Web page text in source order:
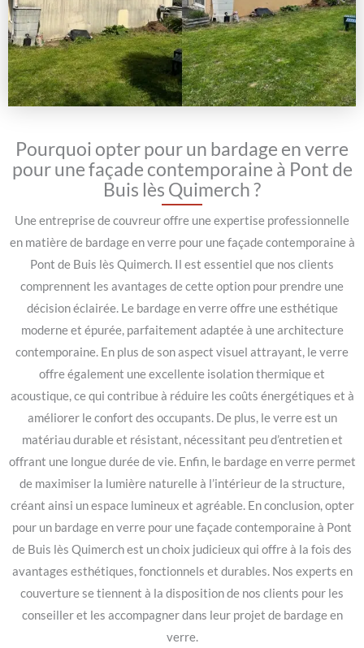
Pourquoi opter pour un bardage en verre
pour une façade contemporaine à Pont de
Buis lès Quimerch ?
Une entreprise de couvreur offre une expertise professionnelle
en matière de bardage en verre pour une façade contemporaine à
Pont de Buis lès Quimerch. Il est essentiel que nos clients
comprennent les avantages de cette option pour prendre une
décision éclairée. Le bardage en verre offre une esthétique
moderne et épurée, parfaitement adaptée à une architecture
contemporaine. En plus de son aspect visuel attrayant, le verre
offre également une excellente isolation thermique et
acoustique, ce qui contribue à réduire les coûts énergétiques et à
améliorer le confort des occupants. De plus, le verre est un
matériau durable et résistant, nécessitant peu d’entretien et
offrant une longue durée de vie. Enfin, le bardage en verre permet
de maximiser la lumière naturelle à l’intérieur de la structure,
créant ainsi un espace lumineux et agréable. En conclusion, opter
pour un bardage en verre pour une façade contemporaine à Pont
de Buis lès Quimerch est un choix judicieux qui offre à la fois des
avantages esthétiques, fonctionnels et durables. Nos experts en
couverture se tiennent à la disposition de nos clients pour les
conseiller et les accompagner dans leur projet de bardage en
verre.